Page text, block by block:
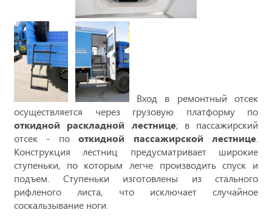
Вход в ремонтный отсек
осуществляется через грузовую платформу по
откидной раскладной лестнице; в пассажирский
отсек - пооткидной пассажирской лестнице
Конструкция лестниц предусматривает широкие
ступеньки, по которым легче производить спуск и
подъем. Ступеньки изготовлены из стального
рифленого листа, что исключает случайное
соскальзывание ноги.